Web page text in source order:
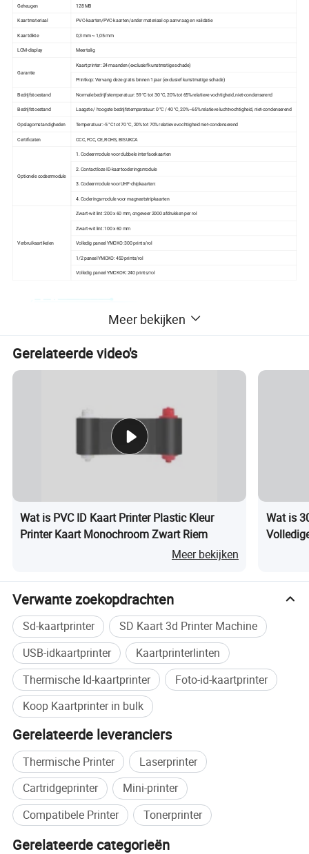
Geheugen 128 MB
Kaartmateriaal PVC-kaarten/PVC-kaarten/ander materiaal op aanvraag en validatie
Kaartdikte 0,3 mm ~ 1,05 mm
LCM-display Meertalig
Garantie
Kaartprinter: 24 maanden (exclusief kunstmatige schade)
Printkop: Vervang deze gratis binnen 1 jaar (exclusief kunstmatige schade)
Bedrijfstoestand Normale bedrijfstemperatuur: 59 °C tot 30 °C, 20% tot 65% relatieve vochtigheid, niet-condenserend
Bedrijfstoestand Laagste / hoogste bedrijfstemperatuur: 0 °C / 40 °C, 20%~65% relatieve luchtvochtigheid, niet-condenserend
Opslagomstandigheden Temperatuur: -5 °C tot 70 °C, 20% tot 70% relatieve vochtigheid niet-condenserend
Certificaten CCC, FCC, CE, ROHS, BIS UKCA
Optionele codeermodule
1. Codeermodule voor dubbele interfacekaarten
2. Contactloze ID-kaartcoderingsmodule
3. Codeermodule voor UHF-chipkaarten:
4. Coderingsmodule voor magneetstripkaarten
Verbruiksartikelen
Zwart-wit lint: 200 x 60 mm, ongeveer 2000 afdrukken per rol
Zwart-wit lint: 100 x 60 mm
Volledig paneel YMCKO: 300 prints/rol
1/2 paneel YMCKO: 450 prints/rol
Volledig paneel YMCKOK: 240 prints/rol
Gedetailleerde foto's
Meer bekijken
Gerelateerde video's
Wat is PVC ID Kaart Printer Plastic Kleur
Printer Kaart Monochroom Zwart Riem
Meer bekijken
Wat is
Verwante zoekopdrachten
Sd-kaartprinter
SD Kaart 3d Printer Machine
USB-idkaartprinter
Kaartprinterlinten
Thermische Id-kaartprinter
Foto-id-kaartprinter
Koop Kaartprinter in bulk
Gerelateerde leveranciers
Thermische Printer
Laserprinter
Cartridgeprinter
Mini-printer
Compatibele Printer
Tonerprinter
Gerelateerde categorieën